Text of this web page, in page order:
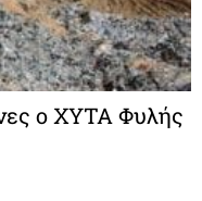
ο ΧΥΤΑ Φυλής